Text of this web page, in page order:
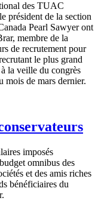
des TUAC
président de la section
Pearl Sawyeront
, membre de la
de recrutement pour
le plus grand
à la veille du congrès
mois de mars dernier.
imposés
omnibus des
et des amis riches
bénéficiaires du